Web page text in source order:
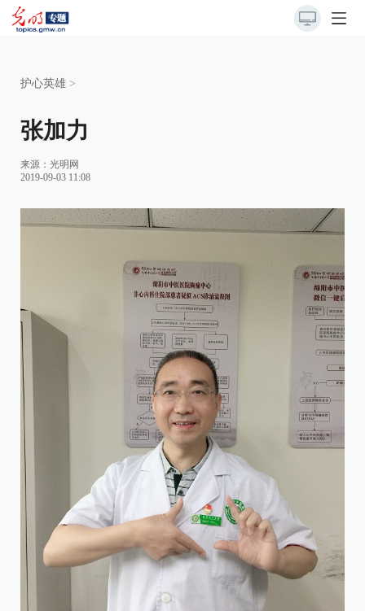
护心英雄 >
张加力
来源：光明网
2019-09-03 11:08